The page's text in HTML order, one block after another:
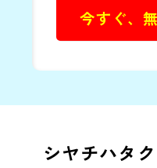
今すぐ、
シヤチハタ